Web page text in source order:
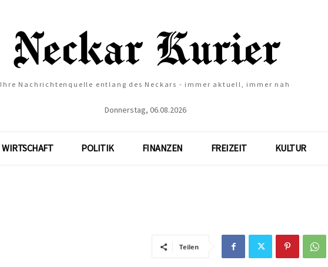
Ihre Nachrichtenquelle entlang des Neckars - immer aktuell, immer nah
Donnerstag, 06.08.2026
WIRTSCHAFT POLITIK FINANZEN FREIZEIT KULTUR
Teilen